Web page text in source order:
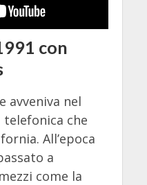
con
avveniva nel
telefonica che
All’epoca
a
come la